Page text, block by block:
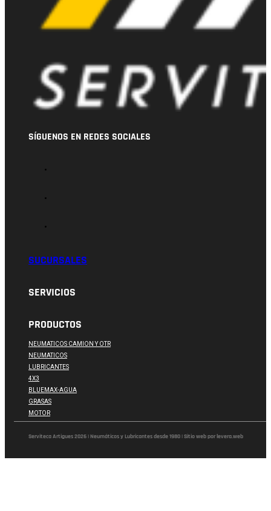
SÍGUENOS EN REDES SOCIALES
SUCURSALES
SERVICIOS
PRODUCTOS
NEUMATICOS CAMION Y OTR
NEUMATICOS
LUBRICANTES
4X3
BLUEMAX-AGUA
GRASAS
MOTOR
Serviteca Artigues 2026 | Neumáticos y Lubricantes desde 1980 | Sitio web por levera.web